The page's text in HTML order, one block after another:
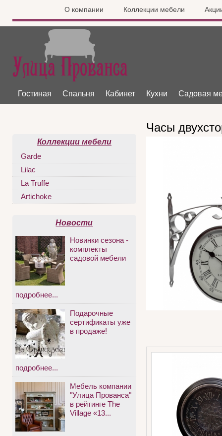
О компании Коллекции мебели
Гостиная Спальня Кабинет Кухни Садовая
Часы
Коллекции мебели
Garde
Lilac
La Truffe
Artichoke
Новости
Новинки сезона -
комплекты
садовой мебели
подробнее...
Подарочные
сертификаты уже
в продаже!
подробнее...
Мебель компании
"Улица Прованса"
в рейтинге The
Village «13...